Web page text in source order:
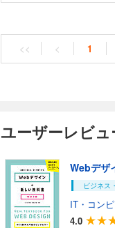
るだけ
にも踏
<< < 1
ユーザーレビュ
Webデザ
ビジネス
IT・コン
4.0